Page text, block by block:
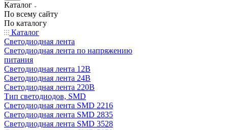
Каталог
По всему сайту
По каталогу
Каталог
Светодиодная лента
Светодиодная лента по напряжению
питания
Светодиодная лента 12В
Светодиодная лента 24В
Светодиодная лента 220В
Тип светодиодов, SMD
Cветодиодная лента SMD 2216
Светодиодная лента SMD 2835
Светодиодная лента SMD 3528